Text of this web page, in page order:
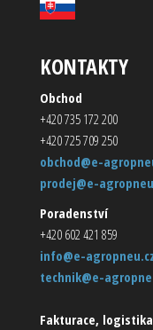
KONTAKTY
Obchod
+420 735 172 200
+420 725 709 250
obchod@e-
prodej@e-
Poradenství
+420 602 421 859
info@e-
technik@e-
Fakturace, logistika